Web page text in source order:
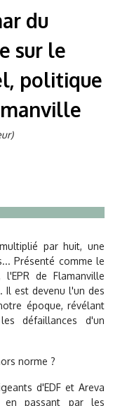
du
sur le
politique
par huit, une
Présenté comme le
de Flamanville
Il est devenu l'un des
époque, révélant
défaillances d'un
norme ?
d'EDF et Areva
en passant par les